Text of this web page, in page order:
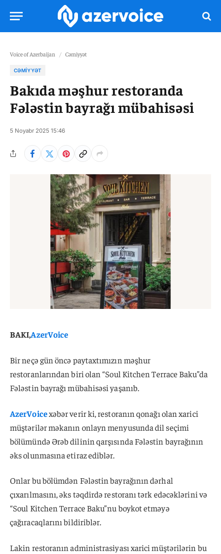
Voice of Azerbaijan / Cəmiyyət
CƏMIYYƏT
Bakıda məşhur restoranda
Fələstin bayrağı mübahisəsi
5 Noyabr 2025 15:46
BAKI,AzerVoice
Bir neçə gün öncə paytaxtımızın məşhur
restoranlarından biri olan “Soul Kitchen Terrace Baku”da
Fələstin bayrağı mübahisəsi yaşanıb.
AzerVoicexəbər verir ki, restoranın qonağı olan xarici
müştərilər məkanın onlayn menyusunda dil seçimi
bölümündə Ərəb dilinin qarşısında Fələstin bayrağının
əks olunmasına etiraz ediblər.
Onlar bu bölümdən Fələstin bayrağının dərhal
çıxarılmasını, əks təqdirdə restoranı tərk edəcəklərini və
“Soul Kitchen Terrace Baku”nu boykot etməyə
çağıracaqlarını bildiriblər.
Lakin restoranın administrasiyası xarici müştərilərin bu